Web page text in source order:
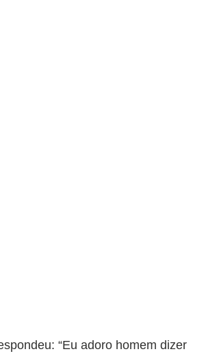
“Eu adoro homem dizer